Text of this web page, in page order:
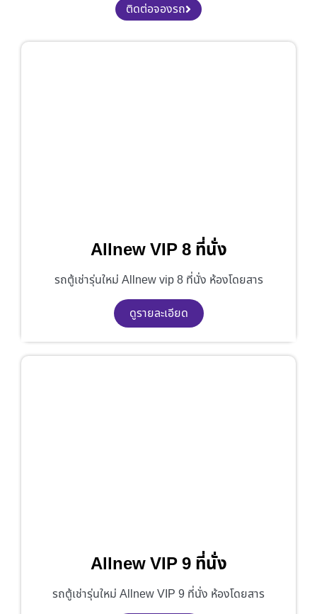
ติดต่อจองรถ
Allnew VIP 8 ที่นั่ง
รถตู้เช่ารุ่นใหม่ Allnew vip 8 ที่นั่ง ห้องโดยสาร
ดูรายละเอียด
Allnew VIP 9 ที่นั่ง
รถตู้เช่ารุ่นใหม่ Allnew VIP 9 ที่นั่ง ห้องโดยสาร